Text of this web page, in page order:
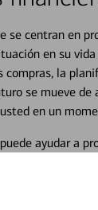
se centran en
en su
compras, la
se mueve de
en un
ayudar a